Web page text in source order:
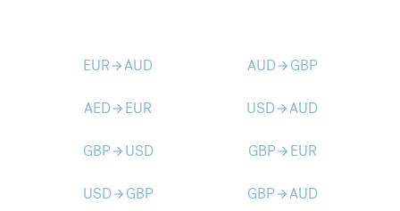
EURarrow_forwardAUD AUDarrow_forward GBP
AEDarrow_forward EUR USDarrow_forwardAUD
GBParrow_forward USD GBParrow_forward EUR
USDarrow_forward GBP GBParrow_forwardAUD